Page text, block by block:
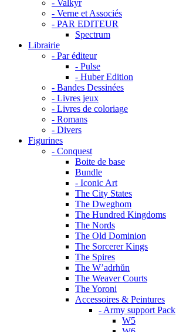
- Valkyr
- Verne et Associés
- PAR EDITEUR
Spectrum
Librairie
- Par éditeur
- Pulse
- Huber Edition
- Bandes Dessinées
- Livres jeux
- Livres de coloriage
- Romans
- Divers
Figurines
- Conquest
Boite de base
Bundle
- Iconic Art
The City States
The Dweghom
The Hundred Kingdoms
The Nords
The Old Dominion
The Sorcerer Kings
The Spires
The W’adrhŭn
The Weaver Courts
The Yoroni
Accessoires & Peintures
- Army support Pack
W5